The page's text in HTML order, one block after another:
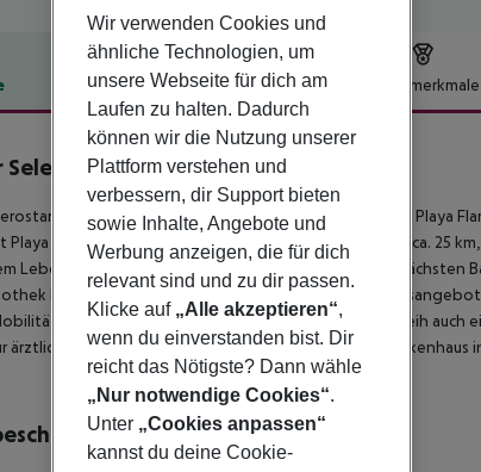
Hotelbeschreibung Hotelmerkmale
Selection Lanzarote Park
5
Selection Lanzarote Park befindet sich direkt am Playa
Playa Blanca ist ca. 300 m entfernt (Puerto Del Carmen ca. 25
Lebensmittelmarkt in ca. 100 m Entfernung. Zu den nächsten
liegt rund 500 m entfernt. Weitere
im Urlaub sorgen neben einem Mietwagen-Verleih auch
ärztlichen Versorgung im Notfall befindet sich ein Krankenhaus
Wir verwenden Cookies und
ähnliche Technologien, um
unsere Webseite für dich am
Laufen zu halten. Dadurch
können wir die Nutzung unserer
Plattform verstehen und
verbessern, dir Support bieten
sowie Inhalte, Angebote und
Werbung anzeigen, die für dich
relevant sind und zu dir passen.
Klicke auf „Alle akzeptieren“,
wenn du einverstanden bist. Dir
reicht das Nötigste? Dann wähle
„Nur notwendige Cookies“.
Unter „Cookies anpassen“
kannst du deine Cookie-